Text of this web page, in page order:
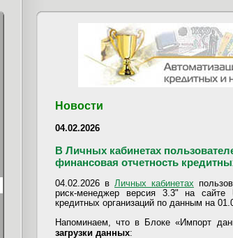
Новости
04.02.2026
В Личных кабинетах
финансовая отчетность
04.02.2026 в Личных кабинетах
риск-менеджер версия 3.3" на сайте
кредитных организаций по данным на
Напоминаем, что в Блоке «Импорт
загрузки данных: